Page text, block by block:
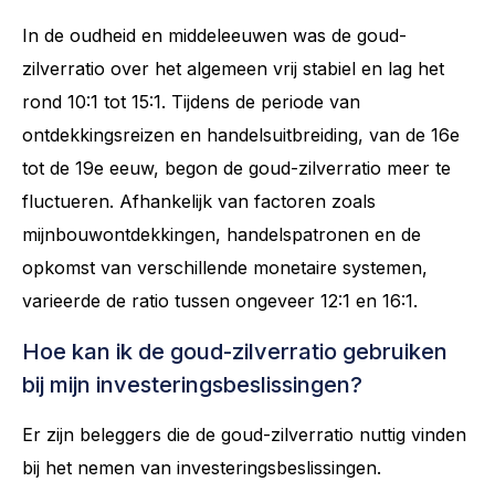
In de oudheid en middeleeuwen was de goud-
zilverratio over het algemeen vrij stabiel en lag het
rond 10:1 tot 15:1. Tijdens de periode van
ontdekkingsreizen en handelsuitbreiding, van de 16e
tot de 19e eeuw, begon de goud-zilverratio meer te
fluctueren. Afhankelijk van factoren zoals
mijnbouwontdekkingen, handelspatronen en de
opkomst van verschillende monetaire systemen,
varieerde de ratio tussen ongeveer 12:1 en 16:1.
Hoe kan ik de goud-zilverratio gebruiken
bij mijn investeringsbeslissingen?
Er zijn beleggers die de goud-zilverratio nuttig vinden
bij het nemen van investeringsbeslissingen.